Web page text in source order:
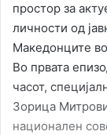
простор за
личности од
Македонците
Во првата
часот,
Зорица
национален